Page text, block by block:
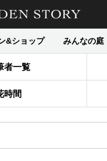
&ショップ みんなの庭
者一覧
時間